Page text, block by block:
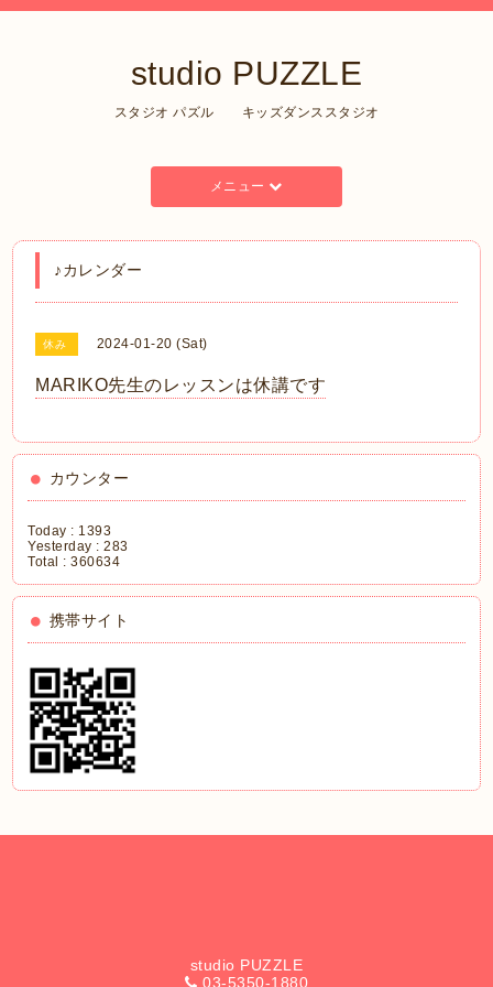
studio PUZZLE
スタジオ パズル キッズダンススタジオ
メニュー
♪カレンダー
休み 2024-01-20 (Sat)
MARIKO先生のレッスンは休講です
カウンター
Today : 1393
Yesterday :283
Total :360634
携帯サイト
studio PUZZLE
03-5350-1880